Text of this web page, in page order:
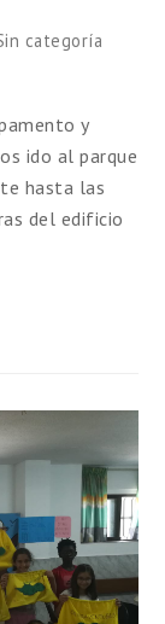
categoría
y
ido al parque
hasta las
del edificio